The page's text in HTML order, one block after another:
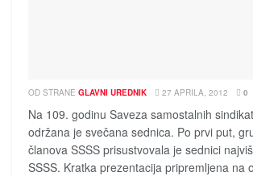
OD STRANE GLAVNI UREDNIK 27 APRILA, 2012 0
Na 109. godinu Saveza samostalnih
održana je svečana sednica. Po prvi put,
članova SSSS prisustvovala je sednici
SSSS. Kratka prezentacija pripremljena na